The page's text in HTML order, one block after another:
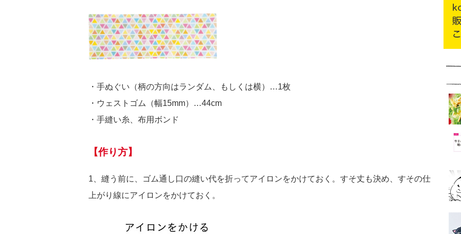
・手ぬぐい（柄の方向はランダム、もしくは横）…1枚
・ウェストゴム（幅15mm）…44cm
・手縫い糸、布用ボンド
【作り方】
1、縫う前に、ゴム通し口の縫い代を折ってアイロンをかけておく。すそ丈も決め、すその仕
上がり線にアイロンをかけておく。